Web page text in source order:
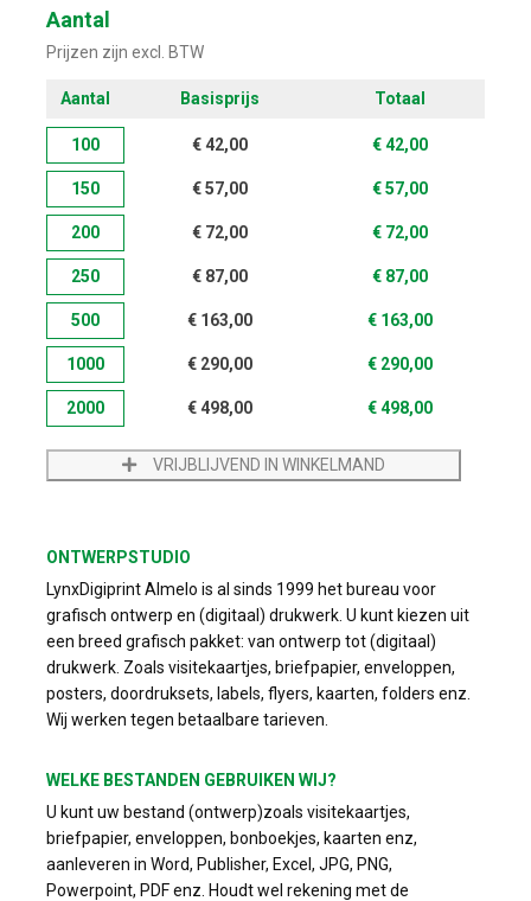
Aantal
Prijzen zijn excl. BTW
Aantal Basisprijs Totaal
100 € 42,00 € 42,00
150 € 57,00 € 57,00
200 € 72,00 € 72,00
250 € 87,00 € 87,00
500 € 163,00 € 163,00
1000 € 290,00 € 290,00
2000 € 498,00 € 498,00
VRIJBLIJVEND IN WINKELMAND
ONTWERPSTUDIO
LynxDigiprint Almelo is al sinds 1999 het bureau voor
grafisch ontwerp en (digitaal) drukwerk. U kunt kiezen uit
een breed grafisch pakket: van ontwerp tot (digitaal)
drukwerk. Zoals visitekaartjes, briefpapier, enveloppen,
posters, doordruksets, labels, flyers, kaarten, folders enz.
Wij werken tegen betaalbare tarieven.
WELKE BESTANDEN GEBRUIKEN WIJ?
U kunt uw bestand (ontwerp)zoals visitekaartjes,
briefpapier, enveloppen, bonboekjes, kaarten enz,
aanleveren in Word, Publisher, Excel, JPG, PNG,
Powerpoint, PDF enz. Houdt wel rekening met de